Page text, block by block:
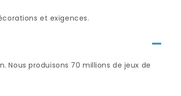
et exigences.
Nous produisons 70 millions de jeux de